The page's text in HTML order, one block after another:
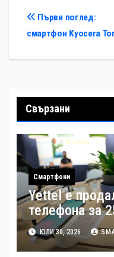
Навигация
Първи поглед:
смартфон Kyocera
Свързани
Смартфони
Yettel е
телефона за
ЮЛИ 30, 2026